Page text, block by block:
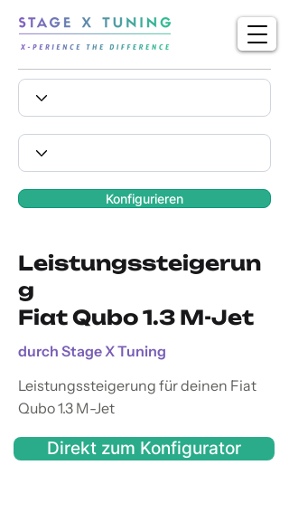
Konfigurieren
Leistungssteigerun
g
Fiat Qubo 1.3 M-Jet
durch Stage X Tuning
Leistungssteigerung für deinen Fiat
Qubo 1.3 M-Jet
Direkt zum Konfigurator